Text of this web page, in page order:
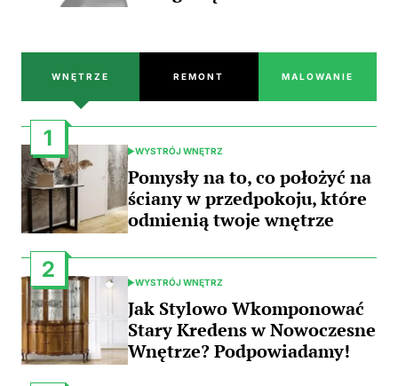
WNĘTRZE REMONT MALOWANIE
1
POSTED
IN
WYSTRÓJ WNĘTRZ
Pomysły na to, co położyć na
ściany w przedpokoju, które
odmienią twoje wnętrze
2
POSTED
IN
WYSTRÓJ WNĘTRZ
Jak Stylowo Wkomponować
Stary Kredens w Nowoczesne
Wnętrze? Podpowiadamy!